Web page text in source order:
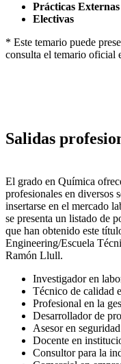
Prácticas Externas
Electivas
* Este temario puede
consulta el temario oficial
Salidas
El grado en Química
profesionales en diversos
insertarse en el mercado
se presenta un listado de
que han obtenido este
Engineering/Escuela
Ramón Llull.
Investigador en
Técnico de calidad
Profesional en la
Desarrollador de
Asesor en
Docente en
Consultor para la